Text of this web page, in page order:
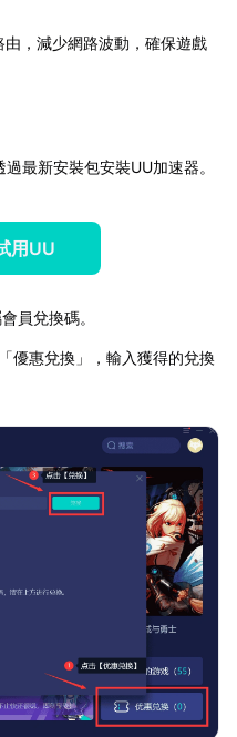
由，減少網路波動，確保遊戲
最新安裝包安裝UU加速器。
用UU
員兌換碼。
優惠兌換」，輸入獲得的兌換